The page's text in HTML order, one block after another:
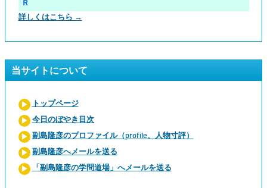
Ｒ
詳しくはこちら →
当サイトについて
トップページ
今日のぼやき目次
副島隆彦のプロファイル（profile、人物寸評）
副島隆彦へメールを送る
「副島隆彦の学問道場」へメールを送る